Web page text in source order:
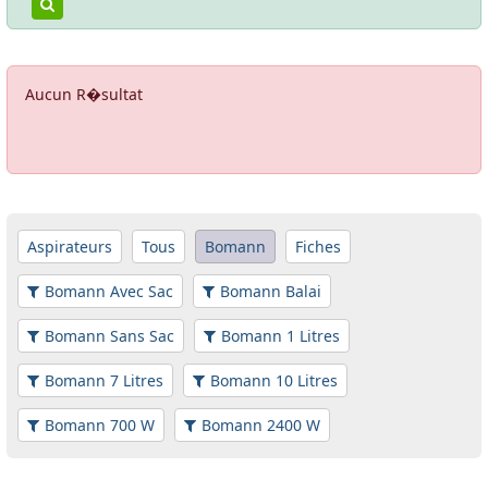
Aucun R�sultat
Aspirateurs Tous Bomann Fiches
Bomann Avec Sac Bomann Balai
Bomann Sans Sac Bomann 1 Litres
Bomann 7 Litres Bomann 10 Litres
Bomann 700 W Bomann 2400 W